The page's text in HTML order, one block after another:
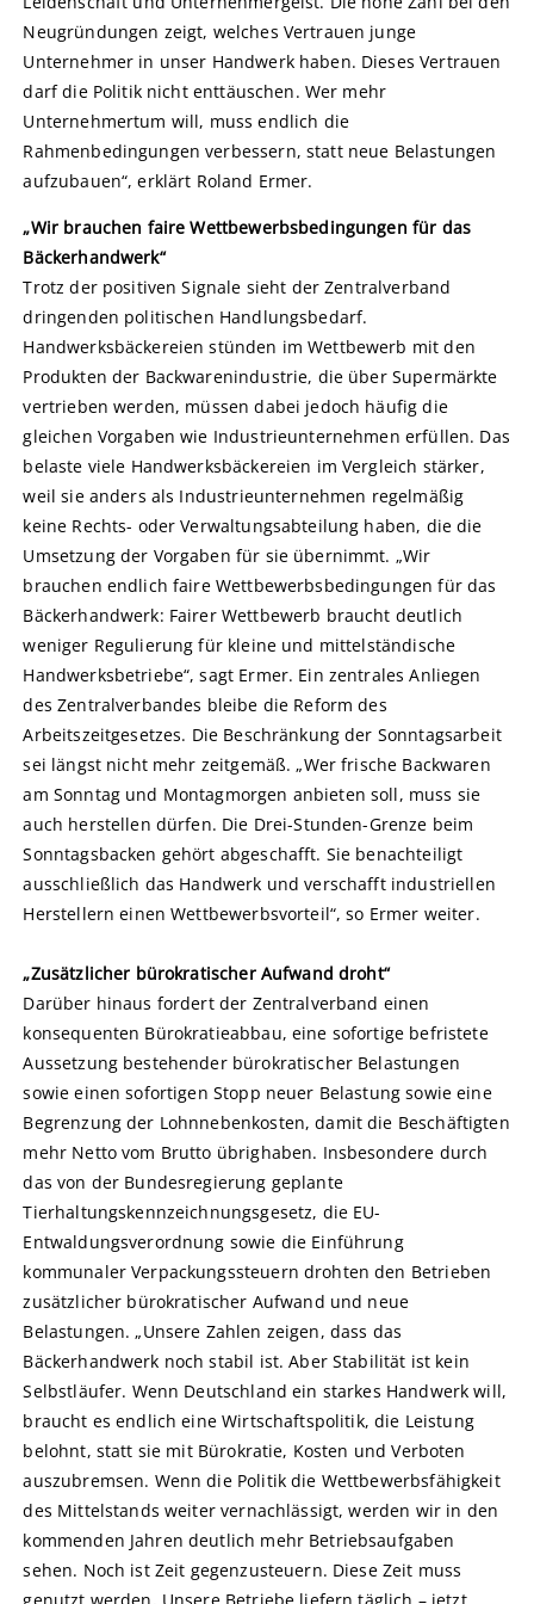
Neugründungen zeigt, welches Vertrauen junge
Unternehmer in unser Handwerk haben. Dieses Vertrauen
darf die Politik nicht enttäuschen. Wer mehr
Unternehmertum will, muss endlich die
Rahmenbedingungen verbessern, statt neue Belastungen
aufzubauen“, erklärt Roland Ermer.
„Wir brauchen faire Wettbewerbsbedingungen für das
Bäckerhandwerk“
Trotz der positiven Signale sieht der Zentralverband
dringenden politischen Handlungsbedarf.
Handwerksbäckereien stünden im Wettbewerb mit den
Produkten der Backwarenindustrie, die über Supermärkte
vertrieben werden, müssen dabei jedoch häufig die
gleichen Vorgaben wie Industrieunternehmen erfüllen. Das
belaste viele Handwerksbäckereien im Vergleich stärker,
weil sie anders als Industrieunternehmen regelmäßig
keine Rechts- oder Verwaltungsabteilung haben, die die
Umsetzung der Vorgaben für sie übernimmt. „Wir
brauchen endlich faire Wettbewerbsbedingungen für das
Bäckerhandwerk: Fairer Wettbewerb braucht deutlich
weniger Regulierung für kleine und mittelständische
Handwerksbetriebe“, sagt Ermer. Ein zentrales Anliegen
des Zentralverbandes bleibe die Reform des
Arbeitszeitgesetzes. Die Beschränkung der Sonntagsarbeit
sei längst nicht mehr zeitgemäß. „Wer frische Backwaren
am Sonntag und Montagmorgen anbieten soll, muss sie
auch herstellen dürfen. Die Drei-Stunden-Grenze beim
Sonntagsbacken gehört abgeschafft. Sie benachteiligt
ausschließlich das Handwerk und verschafft industriellen
Herstellern einen Wettbewerbsvorteil“, so Ermer weiter.
„Zusätzlicher bürokratischer Aufwand droht“
Darüber hinaus fordert der Zentralverband einen
konsequenten Bürokratieabbau, eine sofortige befristete
Aussetzung bestehender bürokratischer Belastungen
sowie einen sofortigen Stopp neuer Belastung sowie eine
Begrenzung der Lohnnebenkosten, damit die Beschäftigten
mehr Netto vom Brutto übrighaben. Insbesondere durch
das von der Bundesregierung geplante
Tierhaltungskennzeichnungsgesetz, die EU-
Entwaldungsverordnung sowie die Einführung
kommunaler Verpackungssteuern drohten den Betrieben
zusätzlicher bürokratischer Aufwand und neue
Belastungen. „Unsere Zahlen zeigen, dass das
Bäckerhandwerk noch stabil ist. Aber Stabilität ist kein
Selbstläufer. Wenn Deutschland ein starkes Handwerk will,
braucht es endlich eine Wirtschaftspolitik, die Leistung
belohnt, statt sie mit Bürokratie, Kosten und Verboten
auszubremsen. Wenn die Politik die Wettbewerbsfähigkeit
des Mittelstands weiter vernachlässigt, werden wir in den
kommenden Jahren deutlich mehr Betriebsaufgaben
sehen. Noch ist Zeit gegenzusteuern. Diese Zeit muss